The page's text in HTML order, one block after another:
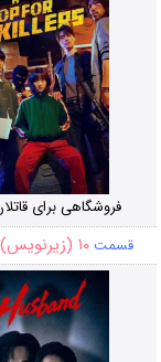
فروشگاهی برای
قسمت۱۰ (زیرنویس)